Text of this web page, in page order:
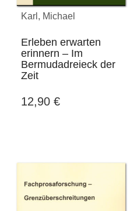
Karl, Michael
Erleben erwarten
erinnern – Im
Bermudadreieck der
Zeit
12,90 €